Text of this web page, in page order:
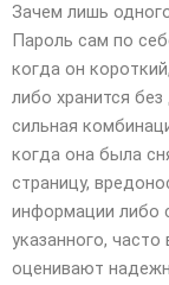
Зачем лишь
Пароль сам по
когда он
либо хранится
сильная
когда она была
страницу,
информации либо
указанного,
оценивают